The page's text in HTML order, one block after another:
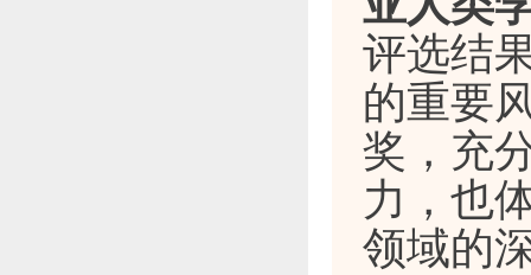
评选结
的重要
奖，充
力，也
领域的